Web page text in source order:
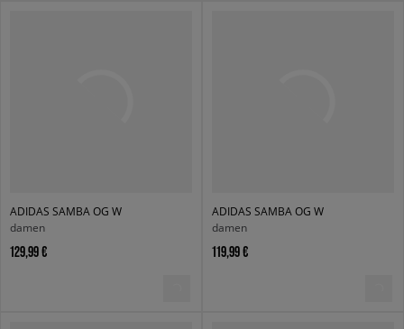
ADIDAS SAMBA OG W
damen
129,99 €
ADIDAS SAMBA OG W
damen
119,99 €